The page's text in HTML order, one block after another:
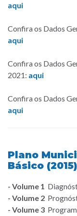
aqui
Confira os Dados
aqui
Confira os Dados
2021: aqui
Confira os Dados
aqui
Plano
Básico (2015)
- Volume 1
- Volume 2
- Volume 3